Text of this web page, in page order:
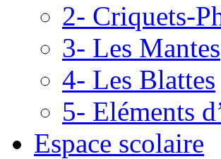
2- Criquets-
3- Les Mantes
4- Les Blattes
5- Eléments
Espace scolaire